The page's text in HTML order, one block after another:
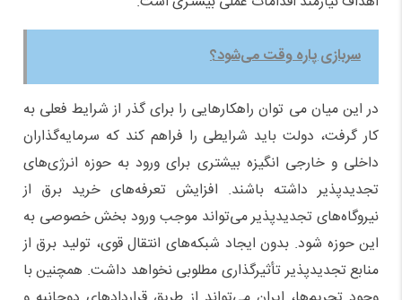
سربازی پاره وقت می‌شود؟
در این میان می توان راهکارهایی را برای گذر از شرایط فعلی به
کار گرفت، دولت باید شرایطی را فراهم کند که سرمایه‌گذاران
داخلی و خارجی انگیزه بیشتری برای ورود به حوزه انرژی‌های
تجدیدپذیر داشته باشند. افزایش تعرفه‌های خرید برق از
نیروگاه‌های تجدیدپذیر می‌تواند موجب ورود بخش خصوصی به
این حوزه شود. بدون ایجاد شبکه‌های انتقال قوی، تولید برق از
منابع تجدیدپذیر تأثیرگذاری مطلوبی نخواهد داشت. همچنین با